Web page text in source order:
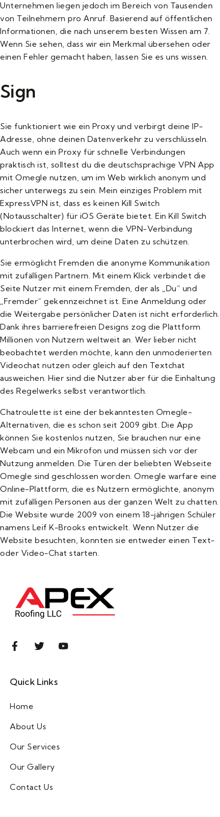
Unternehmen liegen jedoch im Bereich von Tausenden
von Teilnehmern pro Anruf. Basierend auf öffentlichen
Informationen, die nach unserem besten Wissen am 7.
Wenn Sie sehen, dass wir ein Merkmal übersehen oder
einen Fehler gemacht haben, lassen Sie es uns wissen.
Sign
Sie funktioniert wie ein Proxy und verbirgt deine IP-
Adresse, ohne deinen Datenverkehr zu verschlüsseln.
Auch wenn ein Proxy für schnelle Verbindungen
praktisch ist, solltest du die deutschsprachige VPN App
mit Omegle nutzen, um im Web wirklich anonym und
sicher unterwegs zu sein. Mein einziges Problem mit
ExpressVPN ist, dass es keinen Kill Switch
(Notausschalter) für iOS Geräte bietet. Ein Kill Switch
blockiert das Internet, wenn die VPN-Verbindung
unterbrochen wird, um deine Daten zu schützen.
Sie ermöglicht Fremden die anonyme Kommunikation
mit zufälligen Partnern. Mit einem Klick verbindet die
Seite Nutzer mit einem Fremden, der als „Du“ und
„Fremder“ gekennzeichnet ist. Eine Anmeldung oder
die Weitergabe persönlicher Daten ist nicht erforderlich.
Dank ihres barrierefreien Designs zog die Plattform
Millionen von Nutzern weltweit an. Wer lieber nicht
beobachtet werden möchte, kann den unmoderierten
Videochat nutzen oder gleich auf den Textchat
ausweichen. Hier sind die Nutzer aber für die Einhaltung
des Regelwerks selbst verantwortlich.
Chatroulette ist eine der bekanntesten Omegle-
Alternativen, die es schon seit 2009 gibt. Die App
können Sie kostenlos nutzen, Sie brauchen nur eine
Webcam und ein Mikrofon und müssen sich vor der
Nutzung anmelden. Die Türen der beliebten Webseite
Omegle sind geschlossen worden. Omegle warfare eine
Online-Plattform, die es Nutzern ermöglichte, anonym
mit zufälligen Personen aus der ganzen Welt zu chatten.
Die Website wurde 2009 von einem 18-jährigen Schüler
namens Leif K-Brooks entwickelt. Wenn Nutzer die
Website besuchten, konnten sie entweder einen Text-
oder Video-Chat starten.
Quick Links
Home
About Us
Our Services
Our Gallery
Contact Us